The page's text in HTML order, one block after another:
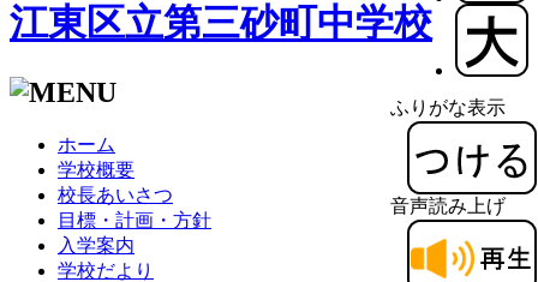
ふりがな表示
音声読み上げ
江東区立第三砂町中学校
ホーム
学校概要
校長あいさつ
目標・計画・方針
入学案内
学校だより